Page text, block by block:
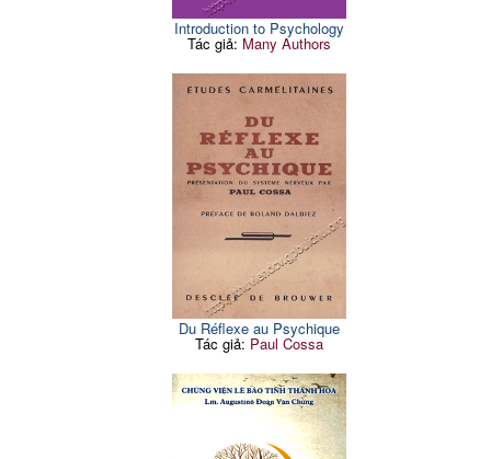
Introduction to Psychology
Tác giả: Many Authors
Du Réflexe au Psychique
Tác giả: Paul Cossa